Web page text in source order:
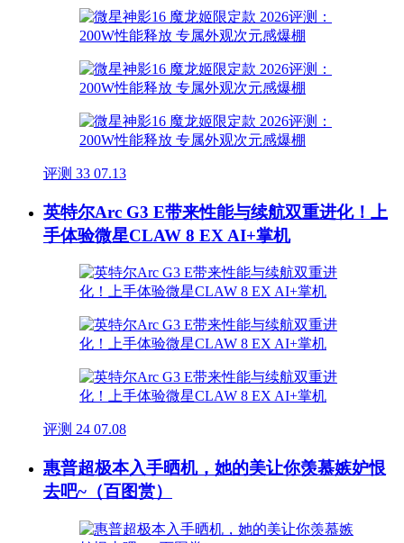
评测 33 07.13
英特尔Arc G3 E带来性能与续航双重进化！上
手体验微星CLAW 8 EX AI+掌机
评测 24 07.08
惠普超极本入手晒机，她的美让你羡慕嫉妒恨
去吧~（百图赏）